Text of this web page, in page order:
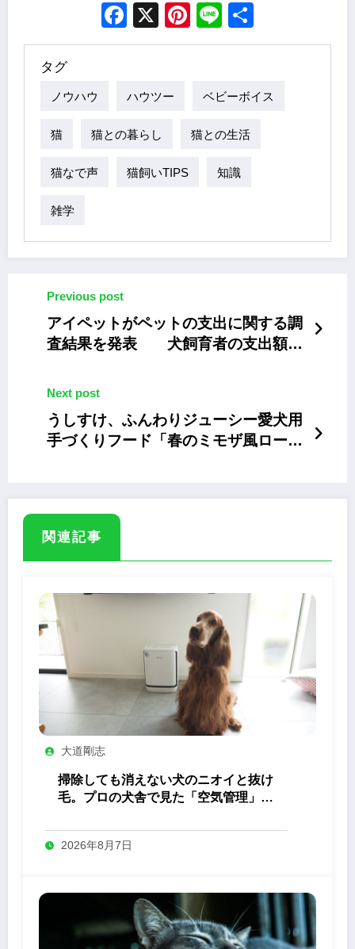
Facebook
X Pinterest
Line
タグ
ノウハウ ハウツー ベビーボイス
猫 猫との暮らし 猫との生活
猫なで声 猫飼いTIPS 知識
雑学
Previous post
アイペットがペットの支出に関する調
査結果を発表 犬飼育者の支出額が
Next post
うしすけ、ふんわりジューシー愛犬用
手づくりフード「春のミモザ風ロール
関連記事
大道剛志
掃除しても消えない犬のニオイと抜け
毛。プロの犬舎で見た「空気管理」の
2026年8月7日